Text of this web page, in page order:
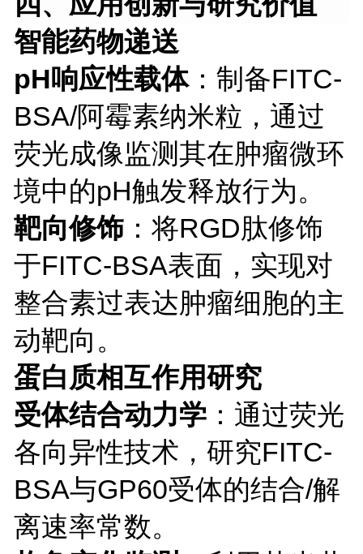
智能药物递送
pH响应性载体：制备FITC-
BSA/阿霉素纳米粒，通过
荧光成像监测其在肿瘤微环
境中的pH触发释放行为。
靶向修饰：将RGD肽修饰
于FITC-BSA表面，实现对
整合素过表达肿瘤细胞的主
动靶向。
蛋白质相互作用研究
受体结合动力学：通过荧光
各向异性技术，研究FITC-
BSA与GP60受体的结合/解
离速率常数。